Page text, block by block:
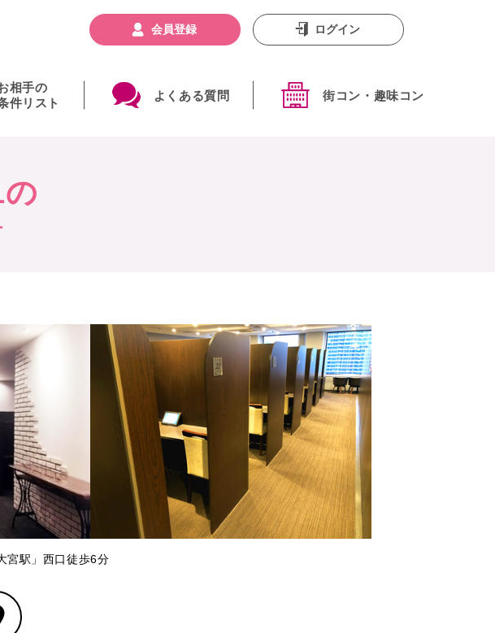
相手の
件リスト
よくある質問 街コン・趣味コン
会員登録 ログイン
宮駅」西口徒歩6分